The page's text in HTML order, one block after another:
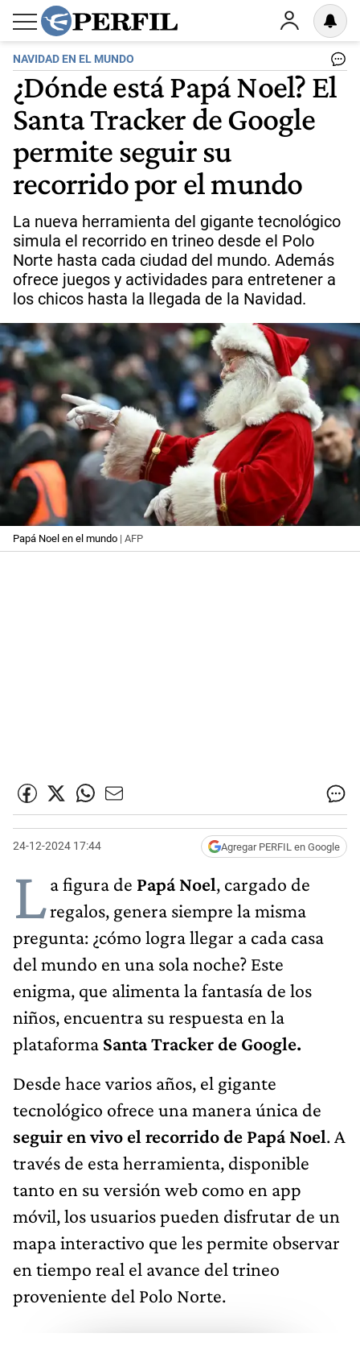
NAVIDAD EN EL MUNDO
¿Dónde está Papá Noel? El
Santa Tracker de Google
permite seguir su
recorrido por el mundo
La nueva herramienta del gigante tecnológico
simula el recorrido en trineo desde el Polo
Norte hasta cada ciudad del mundo. Además
ofrece juegos y actividades para entretener a
los chicos hasta la llegada de la Navidad.
Papá Noel en el mundo | AFP
24-12-2024 17:44 Agregar PERFIL en Google
La figura de Papá Noel, cargado de
regalos, genera siempre la misma
pregunta: ¿cómo logra llegar a cada casa
del mundo en una sola noche? Este
enigma, que alimenta la fantasía de los
niños, encuentra su respuesta en la
plataforma Santa Tracker de Google.
Desde hace varios años, el gigante
tecnológico ofrece una manera única de
seguir en vivo el recorrido de Papá Noel. A
través de esta herramienta, disponible
tanto en su versión web como en app
móvil, los usuarios pueden disfrutar de un
mapa interactivo que les permite observar
en tiempo real el avance del trineo
proveniente del Polo Norte.